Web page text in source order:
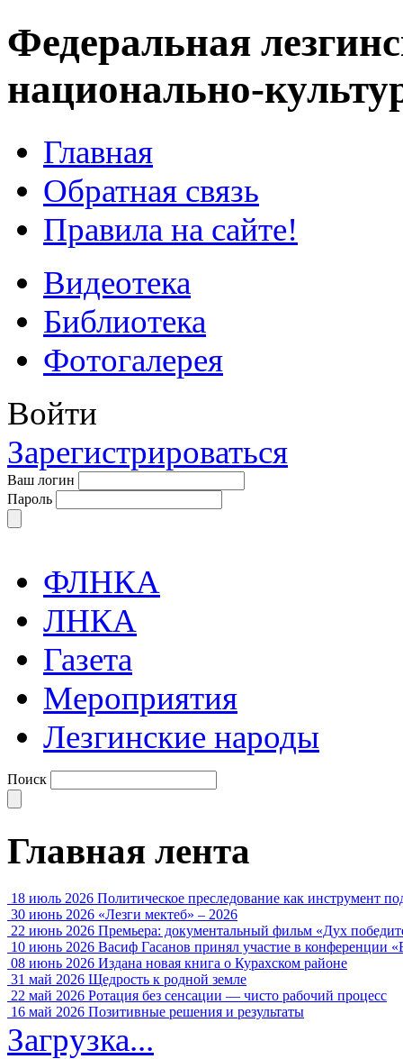
Федеральная
национально-
Главная
Обратная связь
Правила на сайте!
Видеотека
Библиотека
Фотогалерея
Войти
Зарегистрироваться
Ваш логин
Пароль
ФЛНКА
ЛНКА
Газета
Мероприятия
Лезгинские народы
Поиск
Главная лента
18 июль 2026 Политическое преследование как инструмент
30 июнь 2026 «Лезги мектеб» – 2026
22 июнь 2026 Премьера: документальный фильм «Дух
10 июнь 2026 Васиф Гасанов принял участие в конференции
08 июнь 2026 Издана новая книга о Курахском районе
31 май 2026 Щедрость к родной земле
22 май 2026 Ротация без сенсации — чисто рабочий процесс
16 май 2026 Позитивные решения и результаты
Загрузка...